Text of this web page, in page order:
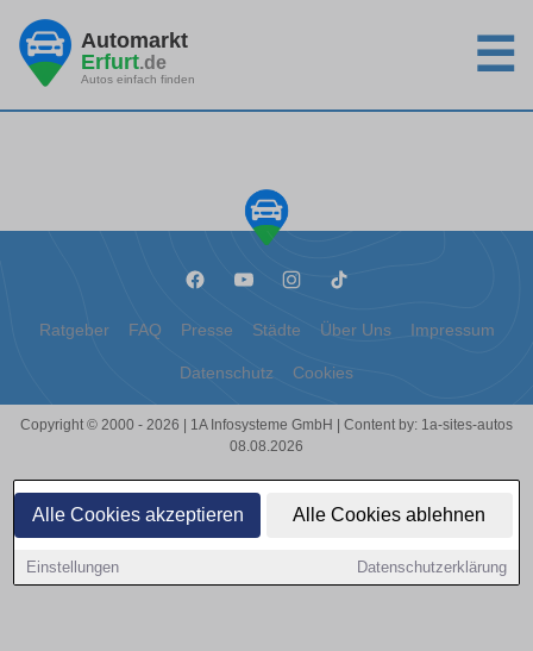
Alle Cookies akzeptieren Alle Cookies ablehnen
Einstellungen Datenschutzerklärung
Automarkt
Erfurt.de
Autos einfach finden ☰
Ratgeber FAQ Presse Städte Über Uns Impressum
Datenschutz Cookies
Copyright © 2000 - 2026 | 1A Infosysteme GmbH | Content by: 1a-sites-autos
08.08.2026